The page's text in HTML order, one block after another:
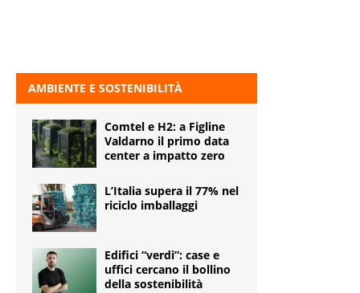
AMBIENTE E SOSTENIBILITÀ
Comtel e H2: a Figline
Valdarno il primo data
center a impatto zero
L’Italia supera il 77% nel
riciclo imballaggi
Edifici “verdi”: case e
uffici cercano il bollino
della sostenibilità